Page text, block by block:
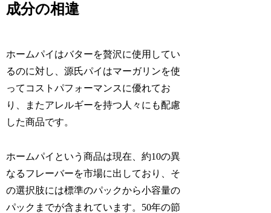
成分の相違
ホームパイはバターを贅沢に使用してい
るのに対し、源氏パイはマーガリンを使
ってコストパフォーマンスに優れてお
り、またアレルギーを持つ人々にも配慮
した商品です。
ホームパイという商品は現在、約10の異
なるフレーバーを市場に出しており、そ
の選択肢には標準のパックから小容量の
パックまでが含まれています。50年の節